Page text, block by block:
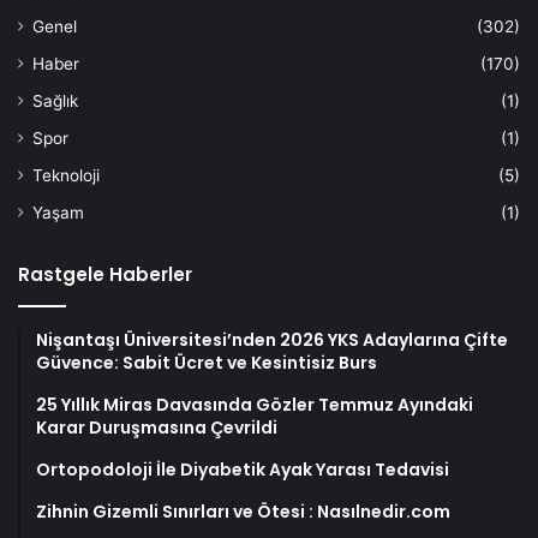
Genel
(302)
Haber
(170)
Sağlık
(1)
Spor
(1)
Teknoloji
(5)
Yaşam
(1)
Rastgele Haberler
Nişantaşı Üniversitesi’nden 2026 YKS Adaylarına Çifte
Güvence: Sabit Ücret ve Kesintisiz Burs
25 Yıllık Miras Davasında Gözler Temmuz Ayındaki
Karar Duruşmasına Çevrildi
Ortopodoloji İle Diyabetik Ayak Yarası Tedavisi
Zihnin Gizemli Sınırları ve Ötesi : Nasılnedir.com